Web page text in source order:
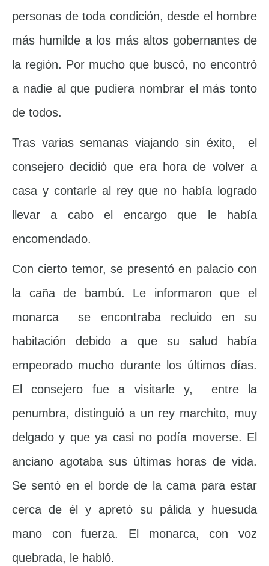
personas de toda condición, desde el hombre
más humilde a los más altos gobernantes de
la región. Por mucho que buscó, no encontró
a nadie al que pudiera nombrar el más tonto
de todos.
Tras varias semanas viajando sin éxito, el
consejero decidió que era hora de volver a
casa y contarle al rey que no había logrado
llevar a cabo el encargo que le había
encomendado.
Con cierto temor, se presentó en palacio con
la caña de bambú. Le informaron que el
monarca se encontraba recluido en su
habitación debido a que su salud había
empeorado mucho durante los últimos días.
El consejero fue a visitarle y, entre la
penumbra, distinguió a un rey marchito, muy
delgado y que ya casi no podía moverse. El
anciano agotaba sus últimas horas de vida.
Se sentó en el borde de la cama para estar
cerca de él y apretó su pálida y huesuda
mano con fuerza. El monarca, con voz
quebrada, le habló.